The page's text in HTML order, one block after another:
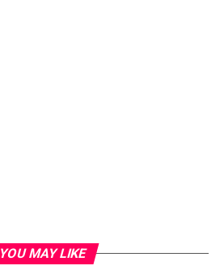
YOU MAY LIKE